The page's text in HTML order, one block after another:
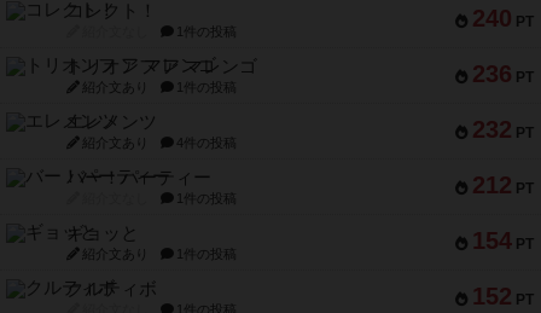
240 PT
コレクト！
1件の投稿
236 PT
トリオンフ ア マレンゴ
紹介文あり 1件の投稿
232 PT
エレメンツ
紹介文あり 4件の投稿
212 PT
バー！パーティー
1件の投稿
154 PT
ギョッと
紹介文あり 1件の投稿
152 PT
クルティボ
1件の投稿